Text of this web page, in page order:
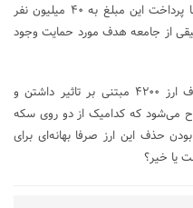
نمی‌شود؟ آیا براساس آنچه گفته می‌شود با پرداخت این مبلغ به ۴۰ میلیون نفر
از جامعه هدف مورد حمایت وجود
با توجه به ادعای مخالفان و موافقان حذف ارز ۴۲۰۰ مبتنی بر تاثیر داشتن و
می‌شود که کدامیک از دو روی سکه
بودن حذف این ارز صرفا بهانه‌ای برای
یا خیر؟